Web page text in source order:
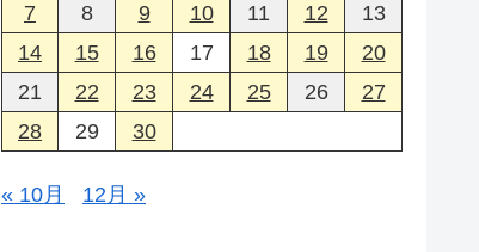
7
8 9 10 11 12
13
14
15 16 17 18 19
20
21
22 23 24 25 26
27
28
29 30
« 10月 12月 »